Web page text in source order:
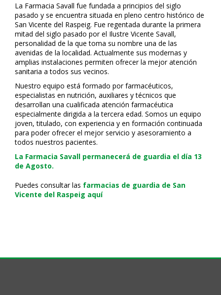
La Farmacia Savall fue fundada a principios del siglo
pasado y se encuentra situada en pleno centro histórico de
San Vicente del Raspeig. Fue regentada durante la primera
mitad del siglo pasado por el Ilustre Vicente Savall,
personalidad de la que toma su nombre una de las
avenidas de la localidad. Actualmente sus modernas y
amplias instalaciones permiten ofrecer la mejor atención
sanitaria a todos sus vecinos.
Nuestro equipo está formado por farmacéuticos,
especialistas en nutrición, auxiliares y técnicos que
desarrollan una cualificada atención farmacéutica
especialmente dirigida a la tercera edad. Somos un equipo
joven, titulado, con experiencia y en formación continuada
para poder ofrecer el mejor servicio y asesoramiento a
todos nuestros pacientes.
La Farmacia Savall permanecerá de guardia el día 13
de Agosto.
Puedes consultar las farmacias de guardia de San
Vicente del Raspeig aquí